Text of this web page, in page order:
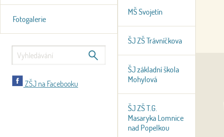
Fotogalerie
ZŠJ na Facebooku
MŠ Svojetín
ŠJ ZŠ Trávníčkova
ŠJ základní škola
Mohylová
ŠJ ZŠ T.G.
Masaryka Lomnice
nad Popelkou